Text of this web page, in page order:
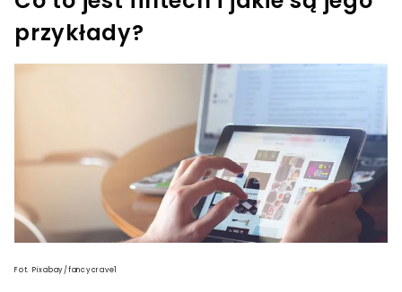
przykłady?
Fot. Pixabay/fancycrave1